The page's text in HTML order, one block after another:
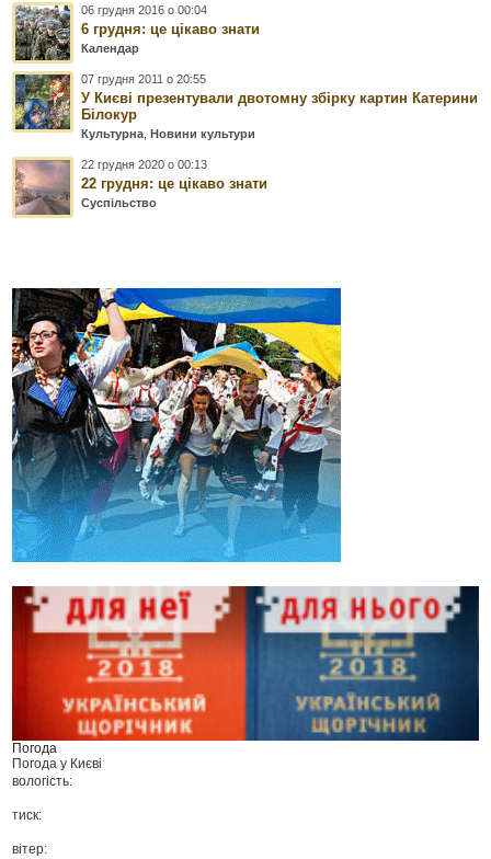
06 грудня 2016 о 00:04
6 грудня: це цікаво знати
Календар
07 грудня 2011 о 20:55
У Києві презентували двотомну збірку картин Катерини
Білокур
Культурна ,Новини культури
22 грудня 2020 о 00:13
22 грудня: це цікаво знати
Суспільство
Погода
Погода у Києві
вологість:
тиск:
вітер: